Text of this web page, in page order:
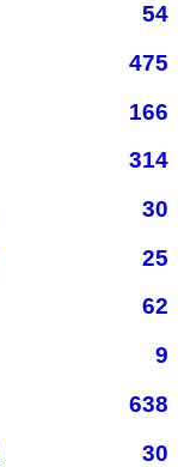
54
475
166
314
30
25
62
9
638
30